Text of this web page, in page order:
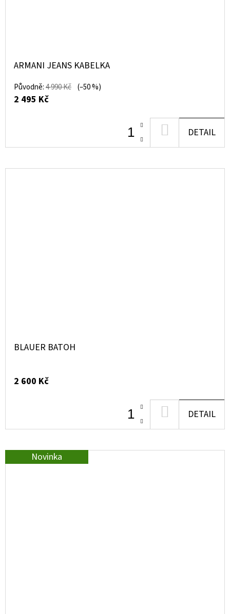
ARMANI JEANS KABELKA
Původně:4 990 Kč (–50 %)
2 495 Kč
KOŠÍKU
DETAIL
BLAUER BATOH
2 600 Kč
KOŠÍKU
DETAIL
Novinka